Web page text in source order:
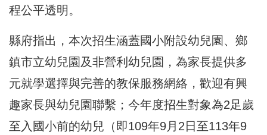
程公平透明。
縣府指出，本次招生涵蓋國小附設幼兒園、鄉
鎮市立幼兒園及非營利幼兒園，為家長提供多
元就學選擇與完善的教保服務網絡，歡迎有興
趣家長與幼兒園聯繫；今年度招生對象為2足歲
至入國小前的幼兒（即109年9月2日至113年9